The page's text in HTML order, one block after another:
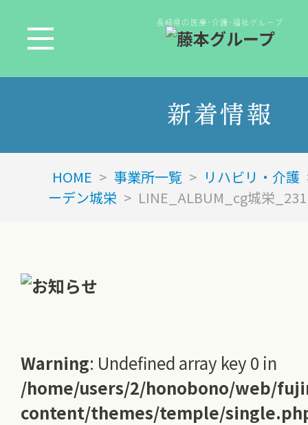
長崎県の医療･介護･福祉グループ
新着情報
HOME > 事業所一覧 > リハビリ・介護
ーデン城栄 > LINE_ALBUM_cg城栄
Warning: Undefined array key 0 in
/home/users/2/honobono/web/
content/themes/temple/